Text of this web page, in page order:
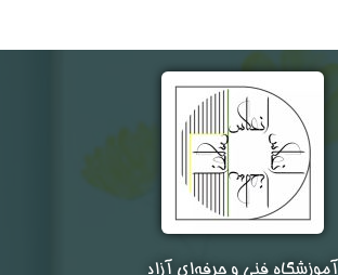
آموزشگاه فنی و حرفه‌ای آزاد